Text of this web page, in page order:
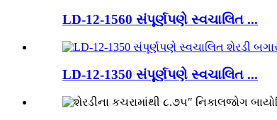
LD-12-1560 સંપૂર્ણપણે સ્વચાલિત ...
LD-12-1350 સંપૂર્ણપણે સ્વચાલિત ...